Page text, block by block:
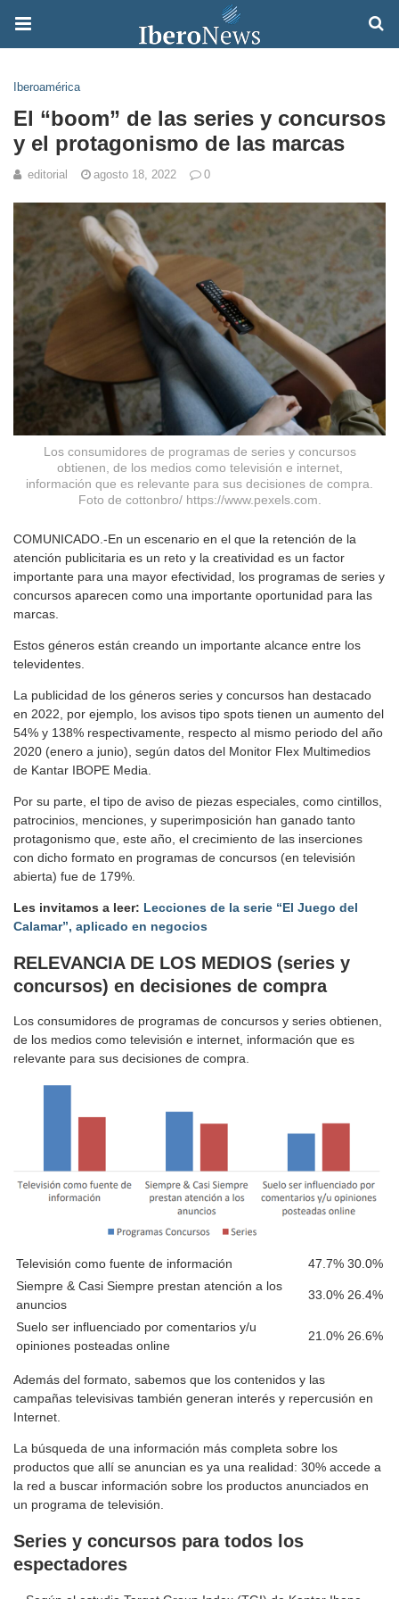
Iberoamérica
El “boom” de las series y concursos
y el protagonismo de las marcas
editorial agosto 18, 2022 0
Los consumidores de programas de series y concursos
obtienen, de los medios como televisión e internet,
información que es relevante para sus decisiones de compra.
Foto de cottonbro/ https://www.pexels.com.
COMUNICADO.-En un escenario en el que la retención de la
atención publicitaria es un reto y la creatividad es un factor
importante para una mayor efectividad, los programas de series y
concursos aparecen como una importante oportunidad para las
marcas.
Estos géneros están creando un importante alcance entre los
televidentes.
La publicidad de los géneros series y concursos han destacado
en 2022, por ejemplo, los avisos tipo spots tienen un aumento del
54% y 138% respectivamente, respecto al mismo periodo del año
2020 (enero a junio), según datos del Monitor Flex Multimedios
de Kantar IBOPE Media.
Por su parte, el tipo de aviso de piezas especiales, como cintillos,
patrocinios, menciones, y superimposición han ganado tanto
protagonismo que, este año, el crecimiento de las inserciones
con dicho formato en programas de concursos (en televisión
abierta) fue de 179%.
Les invitamos a leer: Lecciones de la serie “El Juego del
Calamar”, aplicado en negocios
RELEVANCIA DE LOS MEDIOS (series y
concursos) en decisiones de compra
Los consumidores de programas de concursos y series obtienen,
de los medios como televisión e internet, información que es
relevante para sus decisiones de compra.
Televisión como fuente de información 47.7% 30.0%
Siempre & Casi Siempre prestan atención a los
anuncios
33.0% 26.4%
Suelo ser influenciado por comentarios y/u
opiniones posteadas online
21.0% 26.6%
Además del formato, sabemos que los contenidos y las
campañas televisivas también generan interés y repercusión en
Internet.
La búsqueda de una información más completa sobre los
productos que allí se anuncian es ya una realidad: 30% accede a
la red a buscar información sobre los productos anunciados en
un programa de televisión.
Series y concursos para todos los
espectadores